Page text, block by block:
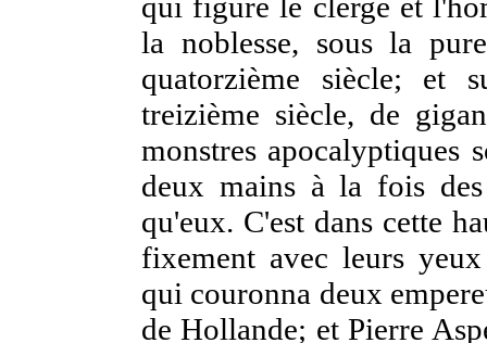
qui figure le clergé et
la noblesse, sous la
quatorzième siècle; et
treizième siècle, de
monstres apocalyptiques
deux mains à la fois
qu'eux. C'est dans cette
fixement avec leurs
qui couronna deux
de Hollande; et Pierre